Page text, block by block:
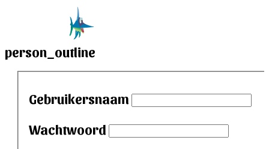
person_outline
Gebruikersnaam
Wachtwoord